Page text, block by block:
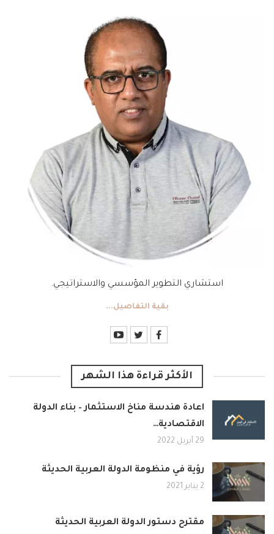
استشاري التطوير المؤسسي والاستراتيجي.
بقية التفاصيل...
الأكثر قراءة هذا الشهر
اعادة هندسة مناخ الاستثمار – بناء الدولة
الاقتصادية…
29 أبريل 2022
رؤية في منظومة الدولة العربية الحديثة
2 يناير 2021
مقترح دستور الدولة العربية الحديثة